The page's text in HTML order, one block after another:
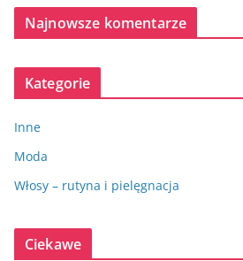
Najnowsze komentarze
Kategorie
Inne
Moda
Włosy – rutyna i pielęgnacja
Ciekawe